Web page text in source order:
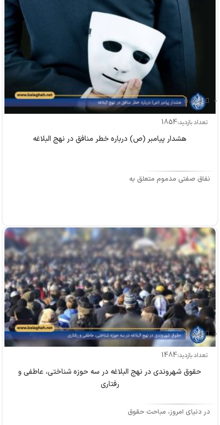
بازدید: 0
تعداد بازدید:1854
هشدار پیامبر (ص) درباره خطر منافق در نهج البلاغه
نفاق صفتی مذموم متعلق به
بازدید: 0
تعداد بازدید:1484
حقوق شهروندی در نهج البلاغه در سه حوزه شناختی، عاطفی و
رفتاری
در دنیای امروز، مباحث حقوق